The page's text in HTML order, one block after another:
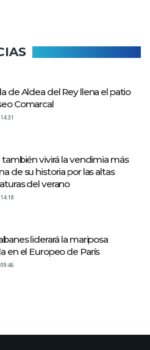
de Aldea del Rey llena el patio
Comarcal
también vivirá la vendimia más
de su historia por las altas
del verano
liderará la mariposa
en el Europeo de París